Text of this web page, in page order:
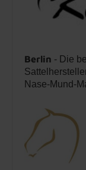
Berlin - Die
Nase-Mund-